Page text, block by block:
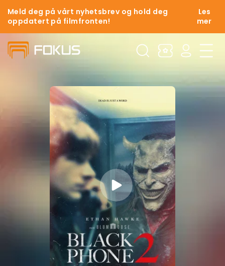
Meld deg på vårt nyhetsbrev og hold deg
oppdatert på filmfronten!
Les
mer